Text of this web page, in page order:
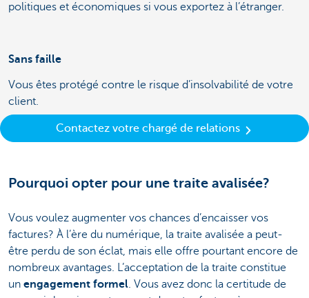
politiques et économiques si vous exportez à l’étranger.
Sans faille
Vous êtes protégé contre le risque d’insolvabilité de votre
client.
Contactez votre chargé de relations
Pourquoi opter pour une traite avalisée?
Vous voulez augmenter vos chances d’encaisser vos
factures? À l’ère du numérique, la traite avalisée a peut-
être perdu de son éclat, mais elle offre pourtant encore de
nombreux avantages. L’acceptation de la traite constitue
un engagement formel. Vous avez donc la certitude de